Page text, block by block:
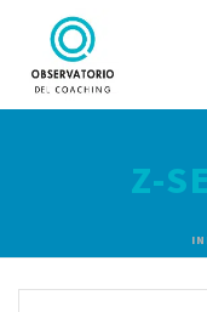
Z-